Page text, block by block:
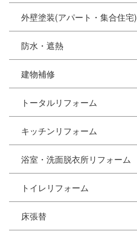
外壁塗装(アパート・集合住宅)
防水・遮熱
建物補修
トータルリフォーム
キッチンリフォーム
浴室・洗面脱衣所リフォーム
トイレリフォーム
床張替